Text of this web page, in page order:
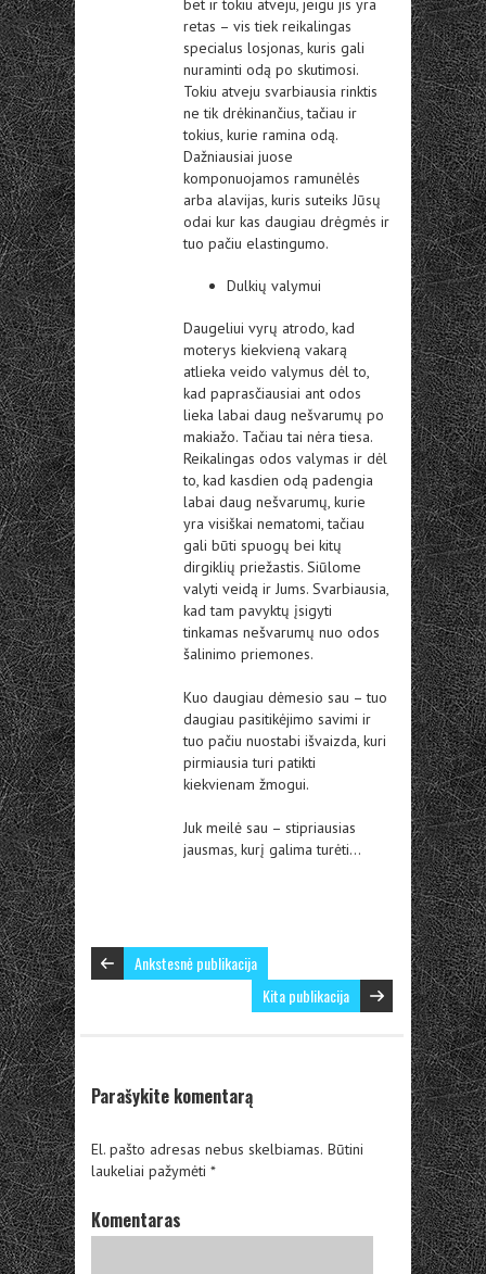
bet ir tokiu atveju, jeigu jis yra
retas – vis tiek reikalingas
specialus losjonas, kuris gali
nuraminti odą po skutimosi.
Tokiu atveju svarbiausia rinktis
ne tik drėkinančius, tačiau ir
tokius, kurie ramina odą.
Dažniausiai juose
komponuojamos ramunėlės
arba alavijas, kuris suteiks Jūsų
odai kur kas daugiau drėgmės ir
tuo pačiu elastingumo.
Dulkių valymui
Daugeliui vyrų atrodo, kad
moterys kiekvieną vakarą
atlieka veido valymus dėl to,
kad paprasčiausiai ant odos
lieka labai daug nešvarumų po
makiažo. Tačiau tai nėra tiesa.
Reikalingas odos valymas ir dėl
to, kad kasdien odą padengia
labai daug nešvarumų, kurie
yra visiškai nematomi, tačiau
gali būti spuogų bei kitų
dirgiklių priežastis. Siūlome
valyti veidą ir Jums. Svarbiausia,
kad tam pavyktų įsigyti
tinkamas nešvarumų nuo odos
šalinimo priemones.
Kuo daugiau dėmesio sau – tuo
daugiau pasitikėjimo savimi ir
tuo pačiu nuostabi išvaizda, kuri
pirmiausia turi patikti
kiekvienam žmogui.
Juk meilė sau – stipriausias
jausmas, kurį galima turėti…
Ankstesnė publikacija
Kita publikacija
Parašykite komentarą
El. pašto adresas nebus skelbiamas. Būtini
laukeliai pažymėti *
Komentaras